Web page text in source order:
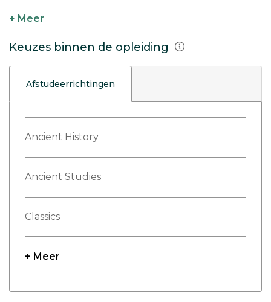
+ Meer
Keuzes binnen de opleiding
Afstudeerrichtingen
Ancient History
Ancient Studies
Classics
+ Meer